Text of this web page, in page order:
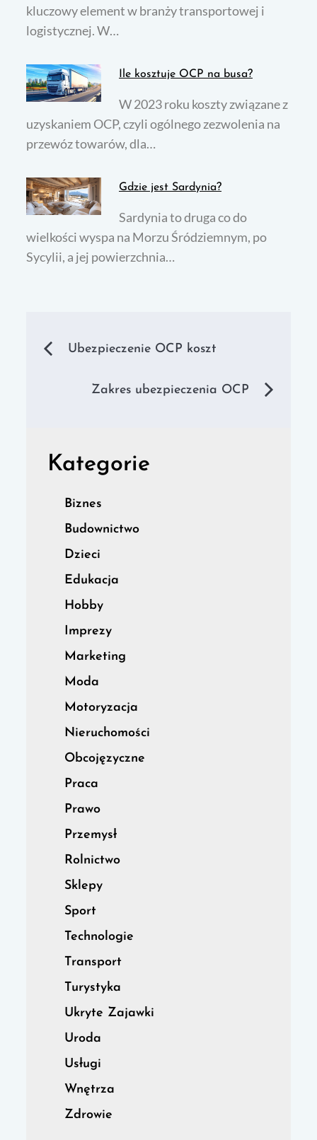
kluczowy element w branży transportowej i
logistycznej. W…
Ile kosztuje OCP na busa?
W 2023 roku koszty związane z
uzyskaniem OCP, czyli ogólnego zezwolenia na
przewóz towarów, dla…
Gdzie jest Sardynia?
Sardynia to druga co do
wielkości wyspa na Morzu Śródziemnym, po
Sycylii, a jej powierzchnia…
Nawigacja
wpisu
Ubezpieczenie OCP koszt
Zakres ubezpieczenia OCP
Kategorie
Biznes
Budownictwo
Dzieci
Edukacja
Hobby
Imprezy
Marketing
Moda
Motoryzacja
Nieruchomości
Obcojęzyczne
Praca
Prawo
Przemysł
Rolnictwo
Sklepy
Sport
Technologie
Transport
Turystyka
Ukryte Zajawki
Uroda
Usługi
Wnętrza
Zdrowie